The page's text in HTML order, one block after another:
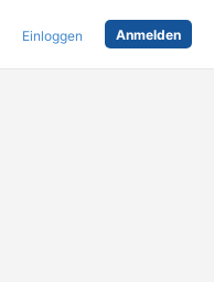
Einloggen Anmelden